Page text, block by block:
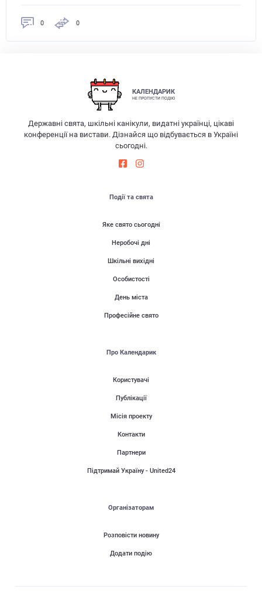
0 0
КАЛЕНДАРИК
НЕ ПРОПУСТИ ПОДІЮ
Державні свята, шкільні канікули, видатні українці, цікаві
конференції на вистави. Дізнайся що відбувається в Україні
сьогодні.
Події та свята
Яке свято сьогодні
Неробочі дні
Шкільні вихідні
Особистості
День міста
Професійне свято
Про Календарик
Користувачі
Публікації
Місія проекту
Контакти
Партнери
Підтримай Україну - United24
Організаторам
Розповісти новину
Додати подію